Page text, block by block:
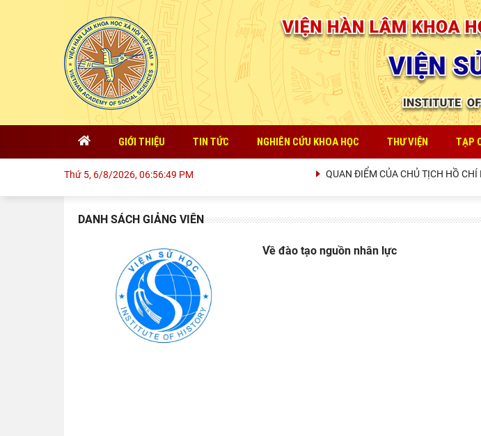
GIỚI THIỆU TIN TỨC NGHIÊN CỨU KHOA HỌC THƯ VIỆN TẠP
Thứ 5, 6/8/2026, 06:56:49 PM QUAN ĐIỂM CỦA CHỦ TỊCH HỒ CHÍ
DANH SÁCH GIẢNG VIÊN
Về đào tạo nguồn nhân lực